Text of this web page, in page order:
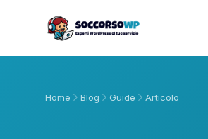
Home Blog Guide Articolo